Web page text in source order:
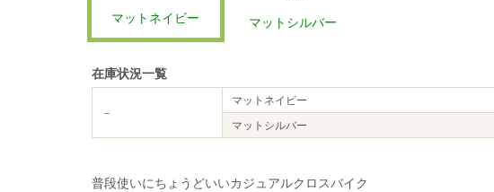
マットネイビー マットシルバー
在庫状況一覧
－
マットネイビー
マットシルバー
普段使いにちょうどいいカジュアルクロスバイク